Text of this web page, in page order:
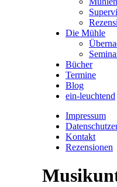
Die Mühle
Bücher
Termine
Blog
ein-leuchtend
Impressum
Kontakt
Rezensionen